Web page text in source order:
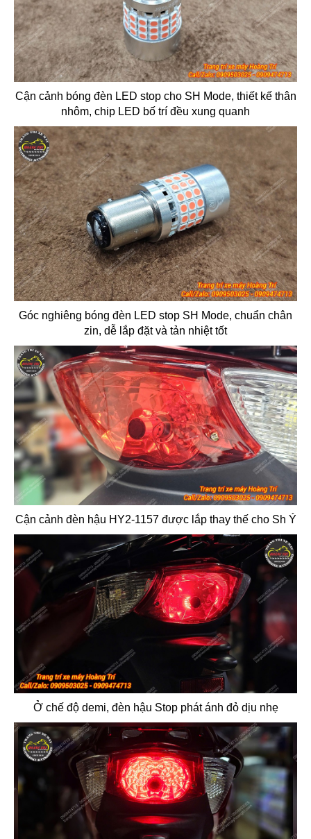
Cận cảnh bóng đèn LED stop cho SH Mode, thiết kế thân
nhôm, chip LED bố trí đều xung quanh
Góc nghiêng bóng đèn LED stop SH Mode, chuẩn chân
zin, dễ lắp đặt và tản nhiệt tốt
Cận cảnh đèn hậu HY2-1157 được lắp thay thế cho Sh Ý
Ở chế độ demi, đèn hậu Stop phát ánh đỏ dịu nhẹ